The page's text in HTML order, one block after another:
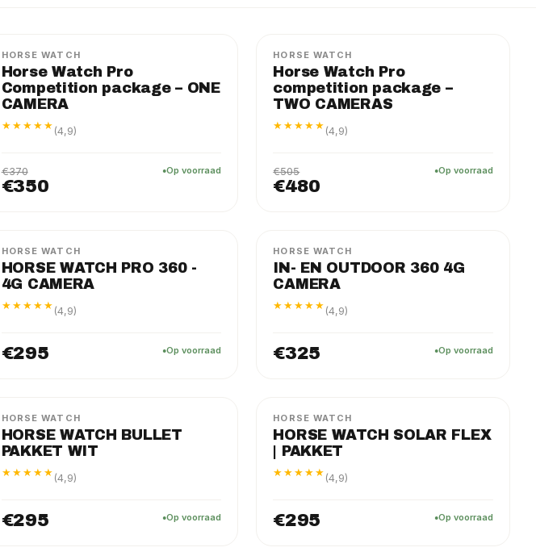
HORSE WATCH
HORSE WATCH BULLET
PAKKET WIT
★★★★★ (4,9)
€295 Op voorraad
HORSE WATCH
HORSE WATCH SOLAR FLEX
| PAKKET
★★★★★ (4,9)
€295 Op voorraad
−5%
HORSE WATCH
Horse Watch Pro
Competition package – ONE
CAMERA
★★★★★ (4,9)
€370
€350
Op voorraad
−5%
HORSE WATCH
Horse Watch Pro
competition package –
TWO CAMERAS
★★★★★ (4,9)
€505
€480
Op voorraad
HORSE WATCH
HORSE WATCH PRO 360 -
4G CAMERA
★★★★★ (4,9)
€295 Op voorraad
HORSE WATCH
IN- EN OUTDOOR 360 4G
CAMERA
★★★★★ (4,9)
€325 Op voorraad